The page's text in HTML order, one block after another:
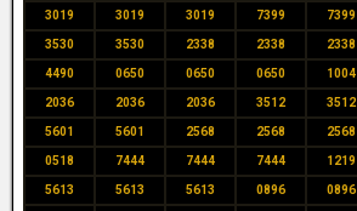
3019 3019 3019 7399 7399
3530 3530 2338 2338 2338
4490 0650 0650 0650 1004
2036 2036 2036 3512 3512
5601 5601 2568 2568 2568
0518 7444 7444 7444 1219
5613 5613 5613 0896 0896